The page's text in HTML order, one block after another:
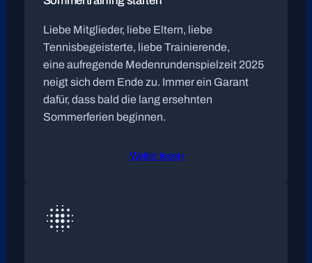
Liebe Mitglieder, liebe Eltern, liebe
Tennisbegeisterte, liebe Trainierende,
eine aufregende Medenrundenspielzeit 2025
neigt sich dem Ende zu. Immer ein Garant
dafür, dass bald die lang ersehnten
Sommerferien beginnen.
Weiter lesen